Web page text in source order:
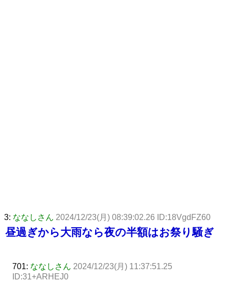
3: ななしさん 2024/12/23(月) 08:39:02.26 ID:18VgdFZ60
昼過ぎから大雨なら夜の半額はお祭り騒ぎ
701: ななしさん 2024/12/23(月) 11:37:51.25
ID:31+ARHEJ0